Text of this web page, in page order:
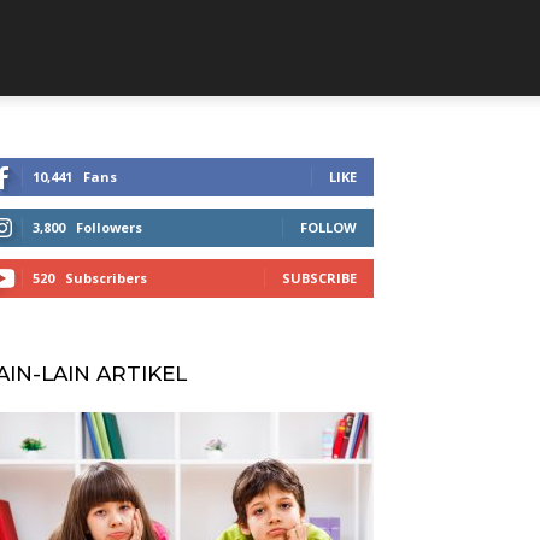
10,441 Fans LIKE
3,800 Followers FOLLOW
520 Subscribers SUBSCRIBE
LAIN ARTIKEL